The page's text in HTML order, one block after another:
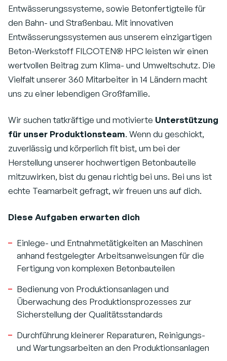
Entwässerungssysteme, sowie Betonfertigteile für
den Bahn- und Straßenbau. Mit innovativen
Entwässerungssystemen aus unserem einzigartigen
Beton-Werkstoff FILCOTEN® HPC leisten wir einen
wertvollen Beitrag zum Klima- und Umweltschutz. Die
Vielfalt unserer 360 Mitarbeiter in 14 Ländern macht
uns zu einer lebendigen Großfamilie.
Wir suchen tatkräftige und motivierte Unterstützung
für unser Produktionsteam. Wenn du geschickt,
zuverlässig und körperlich fit bist, um bei der
Herstellung unserer hochwertigen Betonbauteile
mitzuwirken, bist du genau richtig bei uns. Bei uns ist
echte Teamarbeit gefragt, wir freuen uns auf dich.
Diese Aufgaben erwarten dich
Einlege- und Entnahmetätigkeiten an Maschinen
anhand festgelegter Arbeitsanweisungen für die
Fertigung von komplexen Betonbauteilen
Bedienung von Produktionsanlagen und
Überwachung des Produktionsprozesses zur
Sicherstellung der Qualitätsstandards
Durchführung kleinerer Reparaturen, Reinigungs-
und Wartungsarbeiten an den Produktionsanlagen